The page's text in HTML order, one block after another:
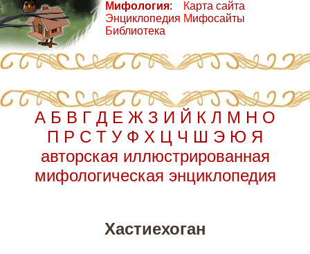
Мифология:
Энциклопедия
Библиотека
Карта сайта
Мифосайты
А Б В Г Д Е Ж З И Й К Л М Н О
П Р С Т У Ф Х Ц Ч Ш Э Ю Я
авторская иллюстрированная
мифологическая энциклопедия
Хастиехоган